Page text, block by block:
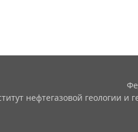
нефтегазовой геологии